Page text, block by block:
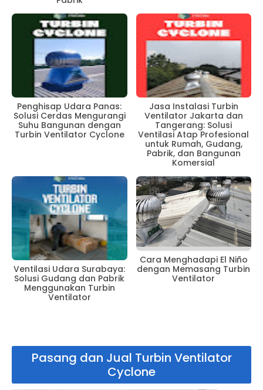
Penghisap Udara Panas:
Solusi Cerdas Mengurangi
Suhu Bangunan dengan
Turbin Ventilator Cyclone
Jasa Instalasi Turbin
Ventilator Jakarta dan
Tangerang: Solusi
Ventilasi Atap Profesional
untuk Rumah, Gudang,
Pabrik, dan Bangunan
Komersial
Ventilasi Udara Surabaya:
Solusi Gudang dan Pabrik
Menggunakan Turbin
Ventilator
Cara Menghadapi El Niño
dengan Memasang Turbin
Ventilator
Pasang dan Jual Turbin Ventilator
Cyclone